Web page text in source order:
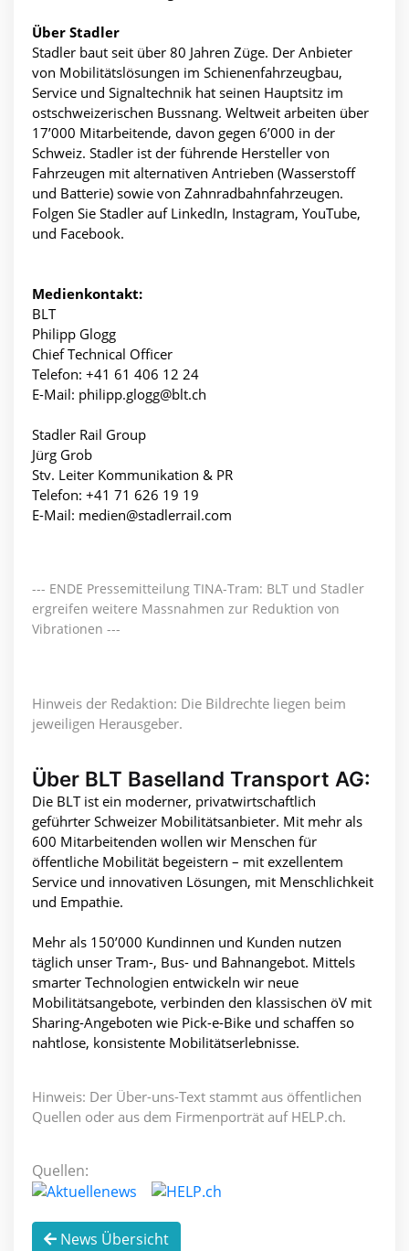
Über Stadler
Stadler baut seit über 80 Jahren Züge. Der Anbieter
von Mobilitätslösungen im Schienenfahrzeugbau,
Service und Signaltechnik hat seinen Hauptsitz im
ostschweizerischen Bussnang. Weltweit arbeiten über
17’000 Mitarbeitende, davon gegen 6’000 in der
Schweiz. Stadler ist der führende Hersteller von
Fahrzeugen mit alternativen Antrieben (Wasserstoff
und Batterie) sowie von Zahnradbahnfahrzeugen.
Folgen Sie Stadler auf LinkedIn, Instagram, YouTube,
und Facebook.
Medienkontakt:
BLT
Philipp Glogg
Chief Technical Officer
Telefon: +41 61 406 12 24
E-Mail: philipp.glogg@blt.ch
Stadler Rail Group
Jürg Grob
Stv. Leiter Kommunikation & PR
Telefon: +41 71 626 19 19
E-Mail: medien@stadlerrail.com
--- ENDE Pressemitteilung TINA-Tram: BLT und Stadler
ergreifen weitere Massnahmen zur Reduktion von
Vibrationen ---
Hinweis der Redaktion: Die Bildrechte liegen beim
jeweiligen Herausgeber.
Über BLT Baselland Transport AG:
Die BLT ist ein moderner, privatwirtschaftlich
geführter Schweizer Mobilitätsanbieter. Mit mehr als
600 Mitarbeitenden wollen wir Menschen für
öffentliche Mobilität begeistern – mit exzellentem
Service und innovativen Lösungen, mit Menschlichkeit
und Empathie.
Mehr als 150’000 Kundinnen und Kunden nutzen
täglich unser Tram-, Bus- und Bahnangebot. Mittels
smarter Technologien entwickeln wir neue
Mobilitätsangebote, verbinden den klassischen öV mit
Sharing-Angeboten wie Pick-e-Bike und schaffen so
nahtlose, konsistente Mobilitätserlebnisse.
Hinweis: Der Über-uns-Text stammt aus öffentlichen
Quellen oder aus dem Firmenporträt auf HELP.ch.
Quellen:
News Übersicht